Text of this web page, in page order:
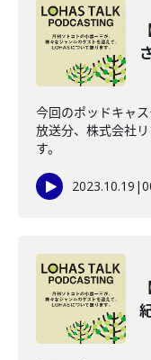
今回のポッドキャ
放送分、株式会社
す。
2023.10.19 |